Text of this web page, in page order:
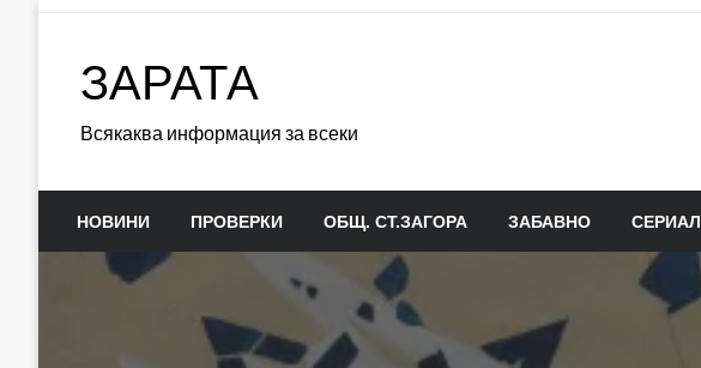
ЗАРАТА
Всякаква информация за всеки
НОВИНИ ПРОВЕРКИ ОБЩ. СТ.ЗАГОРА ЗАБАВНО СЕРИАЛ